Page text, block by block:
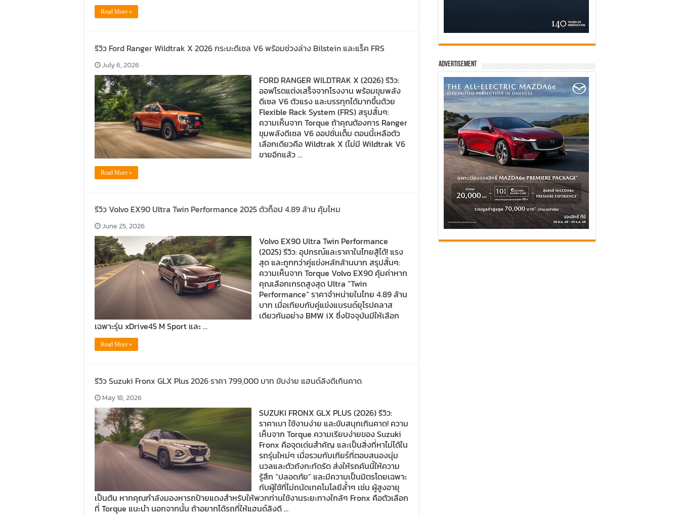
Read More »
รีวิว Ford Ranger Wildtrak X 2026 กระบะดีเซล V6 พร้อมช่วงล่าง Bilstein และแร็ค FRS
July 6, 2026
FORD RANGER WILDTRAK X (2026) รีวิว:
ออฟโรดแต่งเสร็จจากโรงงาน พร้อมขุมพลัง
ดีเซล V6 ตัวแรง และบรรทุกได้มากขึ้นด้วย
Flexible Rack System (FRS) สรุปสั้นๆ:
ความเห็นจาก Torque ถ้าคุณต้องการ Ranger
ขุมพลังดีเซล V6 ออปชั่นเต็ม ตอนนี้เหลือตัว
เลือกเดียวคือ Wildtrak X (ไม่มี Wildtrak V6
ขายอีกแล้ว …
Read More »
รีวิว Volvo EX90 Ultra Twin Performance 2025 ตัวท็อป 4.89 ล้าน คุ้มไหม
June 25, 2026
Volvo EX90 Ultra Twin Performance
(2025) รีวิว: อุปกรณ์และราคาในไทยสู้ได้! แรง
สุด และถูกกว่าคู่แข่งหลักล้านบาท สรุปสั้นๆ:
ความเห็นจาก Torque Volvo EX90 คุ้มค่าหาก
คุณเลือกเกรดสูงสุด Ultra “Twin
Performance” ราคาจำหน่ายในไทย 4.89 ล้าน
บาท เมื่อเทียบกับคู่แข่งแบรนด์ยุโรปคลาส
เดียวกันอย่าง BMW iX ซึ่งปัจจุบันมีให้เลือก
เฉพาะรุ่น xDrive45 M Sport และ …
Read More »
รีวิว Suzuki Fronx GLX Plus 2026 ราคา 799,000 บาท ขับง่าย แฮนด์ลิงดีเกินคาด
May 18, 2026
SUZUKI FRONX GLX PLUS (2026) รีวิว:
ราคาเบา ใช้งานง่าย และขับสนุกเกินคาด! ความ
เห็นจาก Torque ความเรียบง่ายของ Suzuki
Fronx คือจุดเด่นสำคัญ และเป็นสิ่งที่หาไม่ได้ใน
รถรุ่นใหม่ๆ เมื่อรวมกับเกียร์ที่ตอบสนองนุ่ม
นวลและตัวถังกะทัดรัด ส่งให้รถคันนี้ให้ความ
รู้สึก “ปลอดภัย” และมีความเป็นมิตรโดยเฉพาะ
กับผู้ใช้ที่ไม่ถนัดเทคโนโลยีล้ำๆ เช่น ผู้สูงอายุ
เป็นต้น หากคุณกำลังมองหารถป้ายแดงสำหรับให้พวกท่านใช้งานระยะทางใกล้ๆ Fronx คือตัวเลือก
ที่ Torque แนะนำ นอกจากนั้น ถ้าอยากได้รถที่ให้แฮนด์ลิงดี …
Advertisement